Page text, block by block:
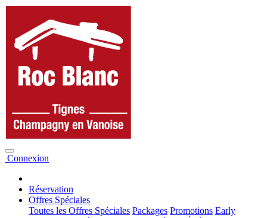
Connexion
Réservation
Offres Spéciales
Toutes les Offres Spéciales Packages Promotions Early